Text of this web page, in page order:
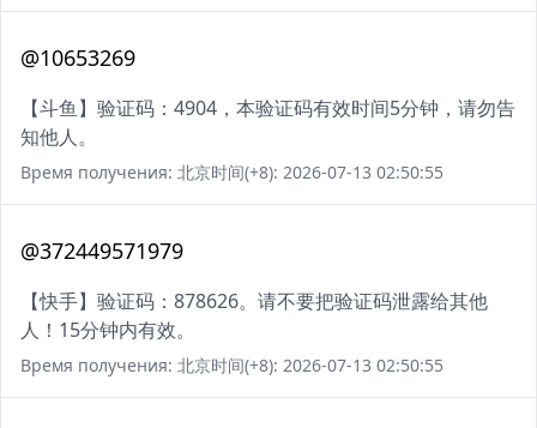
@10653269
【斗鱼】验证码：4904，本验证码有效时间5分钟，请勿告
知他人。
Время получения: 北京时间(+8): 2026-07-13 02:50:55
@372449571979
【快手】验证码：878626。请不要把验证码泄露给其他
人！15分钟内有效。
Время получения: 北京时间(+8): 2026-07-13 02:50:55